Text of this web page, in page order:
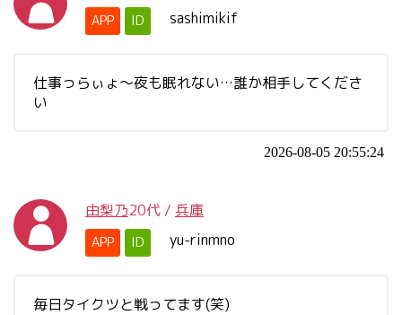
APP ID sashimikif
仕事っらぃょ～夜も眠れない…誰か相手してくださ
い
2026-08-05 20:55:24
由梨乃20代 / 兵庫
APP ID yu-rinmno
毎日タイクツと戦ってます(笑)